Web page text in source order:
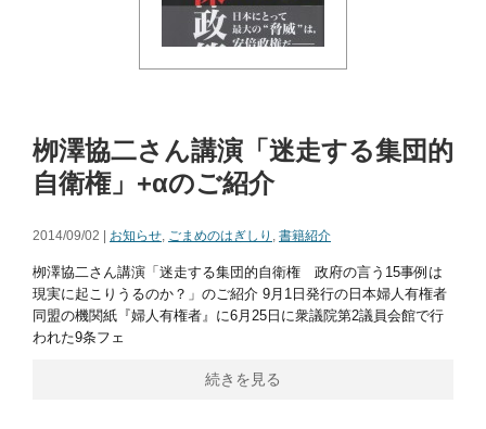
栁澤協二さん講演「迷走する集団的
自衛権」+αのご紹介
2014/09/02 | お知らせ, ごまめのはぎしり , 書籍紹介
栁澤協二さん講演「迷走する集団的自衛権 政府の言う15事例は
現実に起こりうるのか？」のご紹介 9月1日発行の日本婦人有権者
同盟の機関紙『婦人有権者』に6月25日に衆議院第2議員会館で行
われた9条フェ
続きを見る